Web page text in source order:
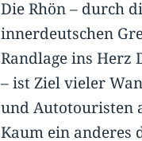
Die Rhön – durch
innerdeutschen
Randlage ins Herz
– ist Ziel vieler
und Autotouristen
Kaum ein anderes